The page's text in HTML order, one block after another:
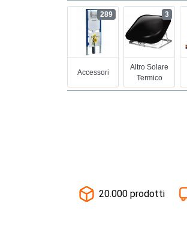
Accessori
289
Altro Solare
Termico
3
20.000 prodotti